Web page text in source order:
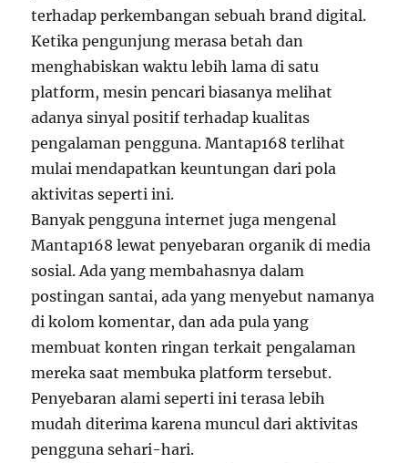
terhadap perkembangan sebuah brand digital.
Ketika pengunjung merasa betah dan
menghabiskan waktu lebih lama di satu
platform, mesin pencari biasanya melihat
adanya sinyal positif terhadap kualitas
pengalaman pengguna. Mantap168 terlihat
mulai mendapatkan keuntungan dari pola
aktivitas seperti ini.
Banyak pengguna internet juga mengenal
Mantap168 lewat penyebaran organik di media
sosial. Ada yang membahasnya dalam
postingan santai, ada yang menyebut namanya
di kolom komentar, dan ada pula yang
membuat konten ringan terkait pengalaman
mereka saat membuka platform tersebut.
Penyebaran alami seperti ini terasa lebih
mudah diterima karena muncul dari aktivitas
pengguna sehari-hari.